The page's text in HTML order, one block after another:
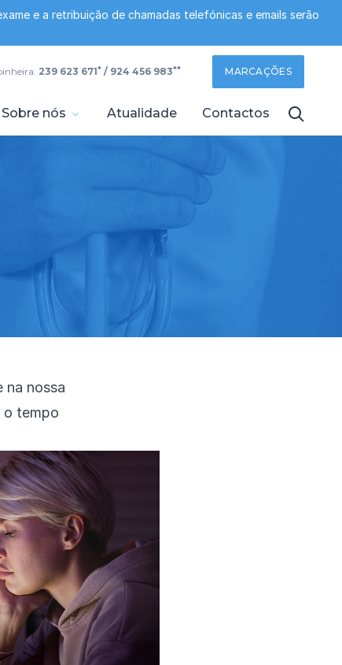
e a retribuição de chamadas telefónicas e emails serão
239 623 671* / 924 456 983** MARCAÇÕES
Sobre nós Atualidade Contactos
na nossa
o tempo